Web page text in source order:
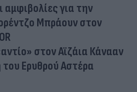
αμφιβολίες για την
Μπράουν στον
στον Αϊζάια Κάνααν
Ερυθρού Αστέρα